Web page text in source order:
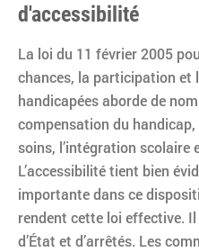
d'accessibilité
La loi du 11 février 2005
chances, la participation et
handicapées aborde de
compensation du
soins, l’intégration scolaire
L’accessibilité tient bien
importante dans ce
rendent cette loi effective. Il
d’État et d’arrêtés. Les